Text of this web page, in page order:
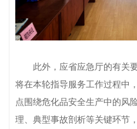
此外，应省应急厅的有关
将在本轮指导服务工作过程中
点围绕危化品安全生产中的风
理、典型事故剖析等关键环节